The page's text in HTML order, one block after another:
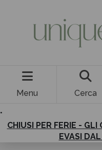
Menu Cerca
.
CHIUSI PER FERIE -
EVASI